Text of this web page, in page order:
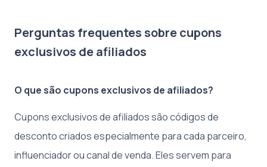
Perguntas frequentes sobre cupons
exclusivos de afiliados
O que são cupons exclusivos de afiliados?
Cupons exclusivos de afiliados são códigos de
desconto criados especialmente para cada parceiro,
influenciador ou canal de venda. Eles servem para